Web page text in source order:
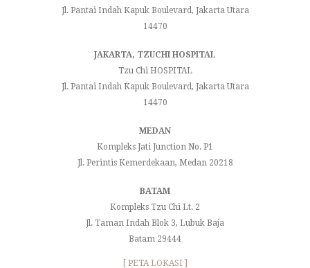
Jl. Pantai Indah Kapuk Boulevard, Jakarta Utara
14470
JAKARTA, TZUCHI HOSPITAL
Tzu Chi HOSPITAL
Jl. Pantai Indah Kapuk Boulevard, Jakarta Utara
14470
MEDAN
Kompleks Jati Junction No. P1
Jl. Perintis Kemerdekaan, Medan 20218
BATAM
Kompleks Tzu Chi Lt. 2
Jl. Taman Indah Blok 3, Lubuk Baja
Batam 29444
[ PETA LOKASI ]